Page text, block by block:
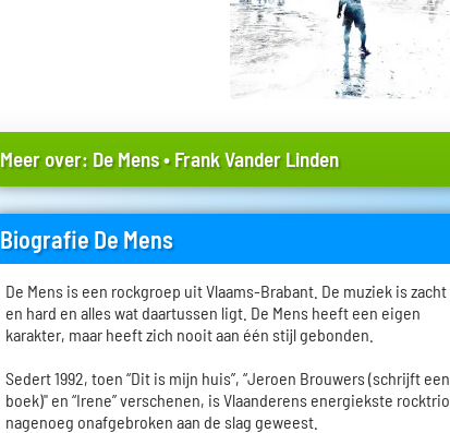
Meer over: De Mens•Frank Vander Linden
Biografie De Mens
De Mens is een rockgroep uit Vlaams-Brabant. De muziek is zacht
en hard en alles wat daartussen ligt. De Mens heeft een eigen
karakter, maar heeft zich nooit aan één stijl gebonden.
Sedert 1992, toen “Dit is mijn huis”, “Jeroen Brouwers (schrijft een
boek)" en “Irene” verschenen, is Vlaanderens energiekste rocktrio
nagenoeg onafgebroken aan de slag geweest.